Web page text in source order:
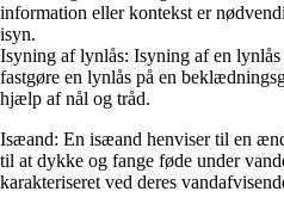
information eller kontekst er
isyn.
Isyning af lynlås: Isyning af en lynlås
fastgøre en lynlås på en
hjælp af nål og tråd.
Isæand: En isæand henviser til en
til at dykke og fange føde under
karakteriseret ved deres